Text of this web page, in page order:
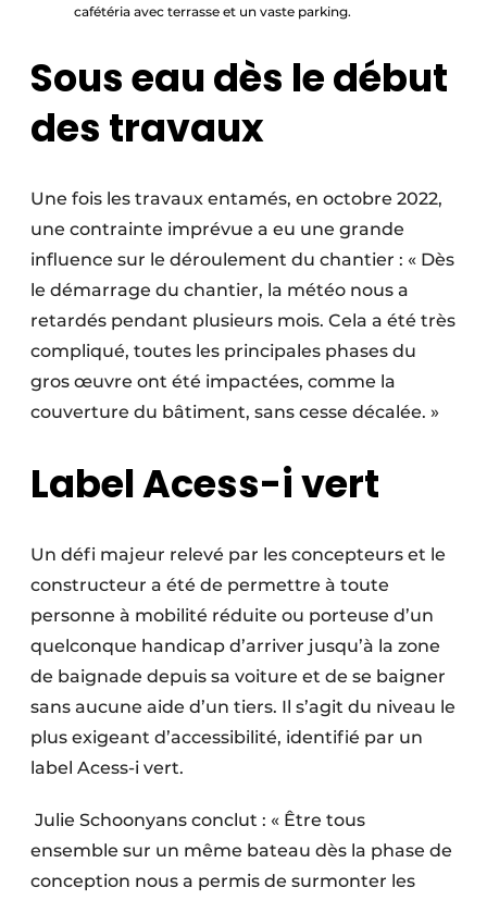
cafétéria avec terrasse et un vaste parking.
Sous eau dès le début
des travaux
Une fois les travaux entamés, en octobre 2022,
une contrainte imprévue a eu une grande
influence sur le déroulement du chantier : « Dès
le démarrage du chantier, la météo nous a
retardés pendant plusieurs mois. Cela a été très
compliqué, toutes les principales phases du
gros œuvre ont été impactées, comme la
couverture du bâtiment, sans cesse décalée. »
Label Acess-i vert
Un défi majeur relevé par les concep­teurs et le
constructeur a été de permettre à toute
personne à mobilité réduite ou porteuse d’un
quelconque handicap d’arriver jusqu’à la zone
de baignade depuis sa voiture et de se baigner
sans aucune aide d’un tiers. Il s’agit du niveau le
plus exigeant d’accessibilité, identifié par un
label Acess-i vert.
Julie Schoonyans conclut : « Être tous
ensemble sur un même bateau dès la phase de
conception nous a permis de surmonter les